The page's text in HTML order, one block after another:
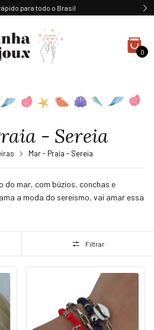
off na primeira compra
0
- Sereia
Mar - Praia - Sereia
do mar, com búzios, conchas e
a moda do sereismo, vai amar essa
Filtrar